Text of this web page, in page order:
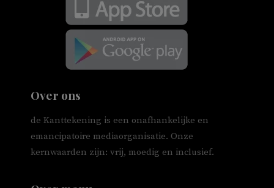
Over ons
de Kanttekening is een onafhankelijke en
emancipatoire mediaorganisatie. Onze
kernwaarden zijn: vrij, moedig en inclusief.